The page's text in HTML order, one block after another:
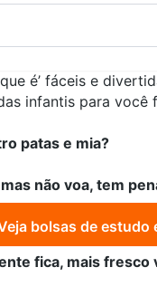
é’ fáceis e
infantis para
patas e mia?
não voa, tem
bolsas de estudo
fica, mais fresco